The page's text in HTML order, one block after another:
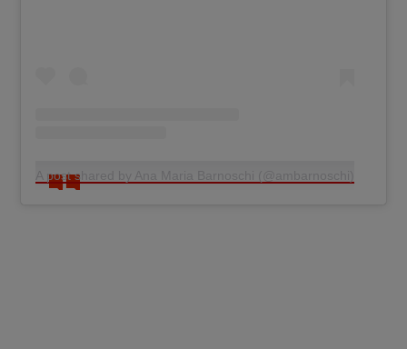
A post shared by Ana Maria Barnoschi (@ambarnoschi)